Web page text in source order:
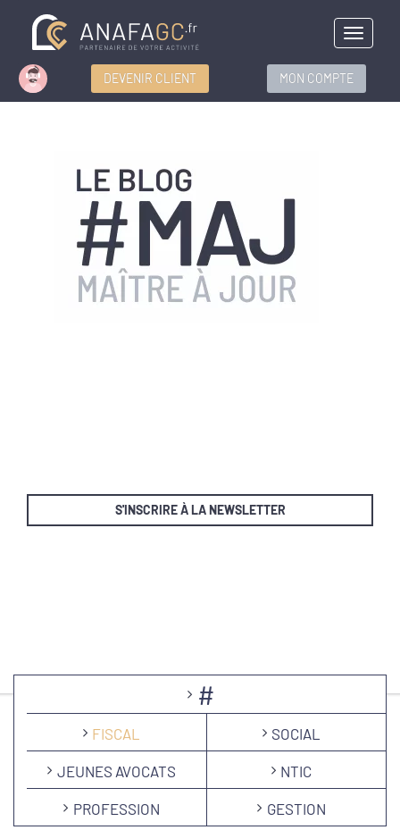
Menu
DEVENIR CLIENT MON COMPTE
S'INSCRIRE À LA NEWSLETTER
#
FISCAL SOCIAL
JEUNES AVOCATS NTIC
PROFESSION GESTION